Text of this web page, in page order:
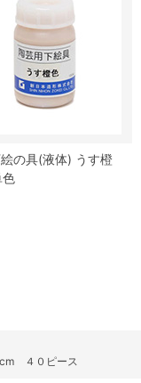
の具(液体) うす橙
色
４０ピース